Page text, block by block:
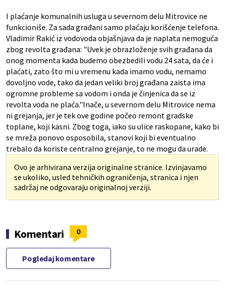
I plaćanje komunalnih usluga u severnom delu Mitrovice ne
funkcioniše. Za sada građani samo plaćaju korišćenje telefona.
Vladimir Rakić iz vodovoda objašnjava da je naplata nemoguća
zbog revolta građana: "Uvek je obrazloženje svih građana da
onog momenta kada budemo obezbedili vodu 24 sata, da će i
plaćati, zato što mi u vremenu kada imamo vodu, nemamo
dovoljno vode, tako da jedan veliki broj građana zaista ima
ogromne probleme sa vodom i onda je činjenica da se iz
revolta voda ne plaća."Inače, u severnom delu Mitrovice nema
ni grejanja, jer je tek ove godine počeo remont gradske
toplane, koji kasni. Zbog toga, iako su ulice raskopane, kako bi
se mreža ponovo osposobila, stanovi koji bi eventualno
trebalo da koriste centralno grejanje, to ne mogu da urade.
Ovo je arhivirana verzija originalne stranice. Izvinjavamo
se ukoliko, usled tehničkih ograničenja, stranica i njen
sadržaj ne odgovaraju originalnoj verziji.
Komentari 0
Pogledaj komentare